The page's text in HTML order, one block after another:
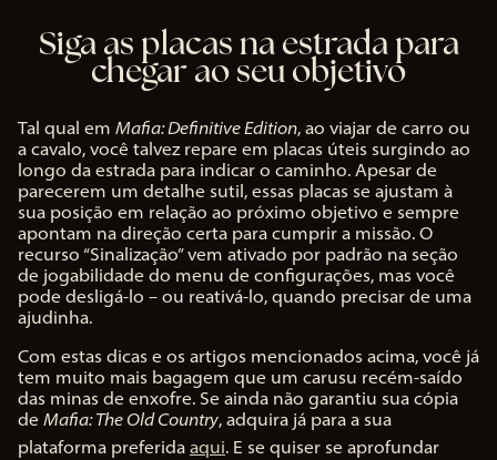
Siga as placas na estrada para
chegar ao seu objetivo
Tal qual em Mafia: Definitive Edition, ao viajar de carro ou
a cavalo, você talvez repare em placas úteis surgindo ao
longo da estrada para indicar o caminho. Apesar de
parecerem um detalhe sutil, essas placas se ajustam à
sua posição em relação ao próximo objetivo e sempre
apontam na direção certa para cumprir a missão. O
recurso “Sinalização” vem ativado por padrão na seção
de jogabilidade do menu de configurações, mas você
pode desligá-lo – ou reativá-lo, quando precisar de uma
ajudinha.
Com estas dicas e os artigos mencionados acima, você já
tem muito mais bagagem que um carusu recém-saído
das minas de enxofre. Se ainda não garantiu sua cópia
de Mafia: The Old Country, adquira já para a sua
plataforma preferida aqui. E se quiser se aprofundar